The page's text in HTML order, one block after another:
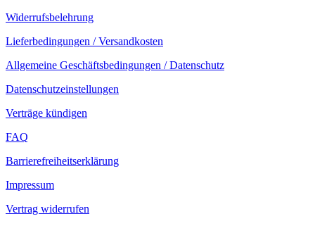
Widerrufsbelehrung
Lieferbedingungen / Versandkosten
Allgemeine Geschäftsbedingungen / Datenschutz
Datenschutzeinstellungen
Verträge kündigen
FAQ
Barrierefreiheitserklärung
Impressum
Vertrag widerrufen